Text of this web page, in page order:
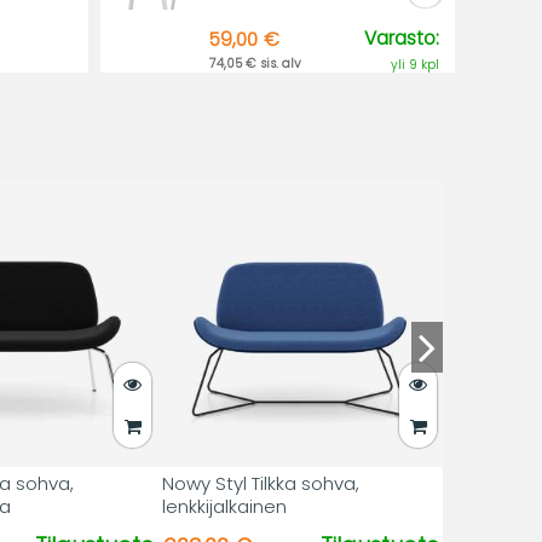
59,00 €
74,05 € sis. alv
Varasto:
yli 9 kpl
sohva,
Nowy Styl Tilkka sohva,
lenkkijalkainen